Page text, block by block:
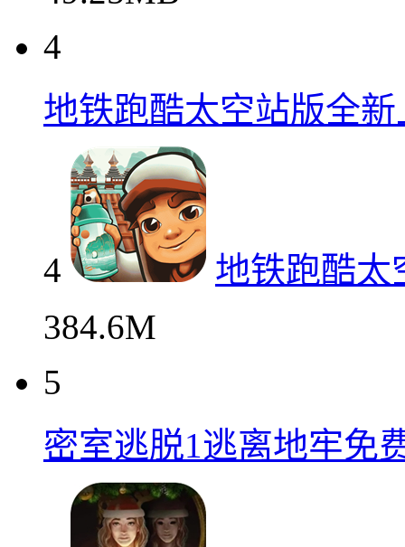
4
地铁跑酷太空站版全
4
地铁跑酷太
384.6M
5
密室逃脱1逃离地牢免